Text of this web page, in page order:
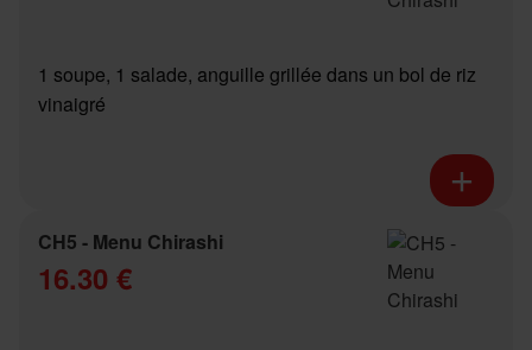
1 soupe, 1 salade, anguille grillée dans un bol de riz
vinaigré
CH5 - Menu Chirashi
16.30 €